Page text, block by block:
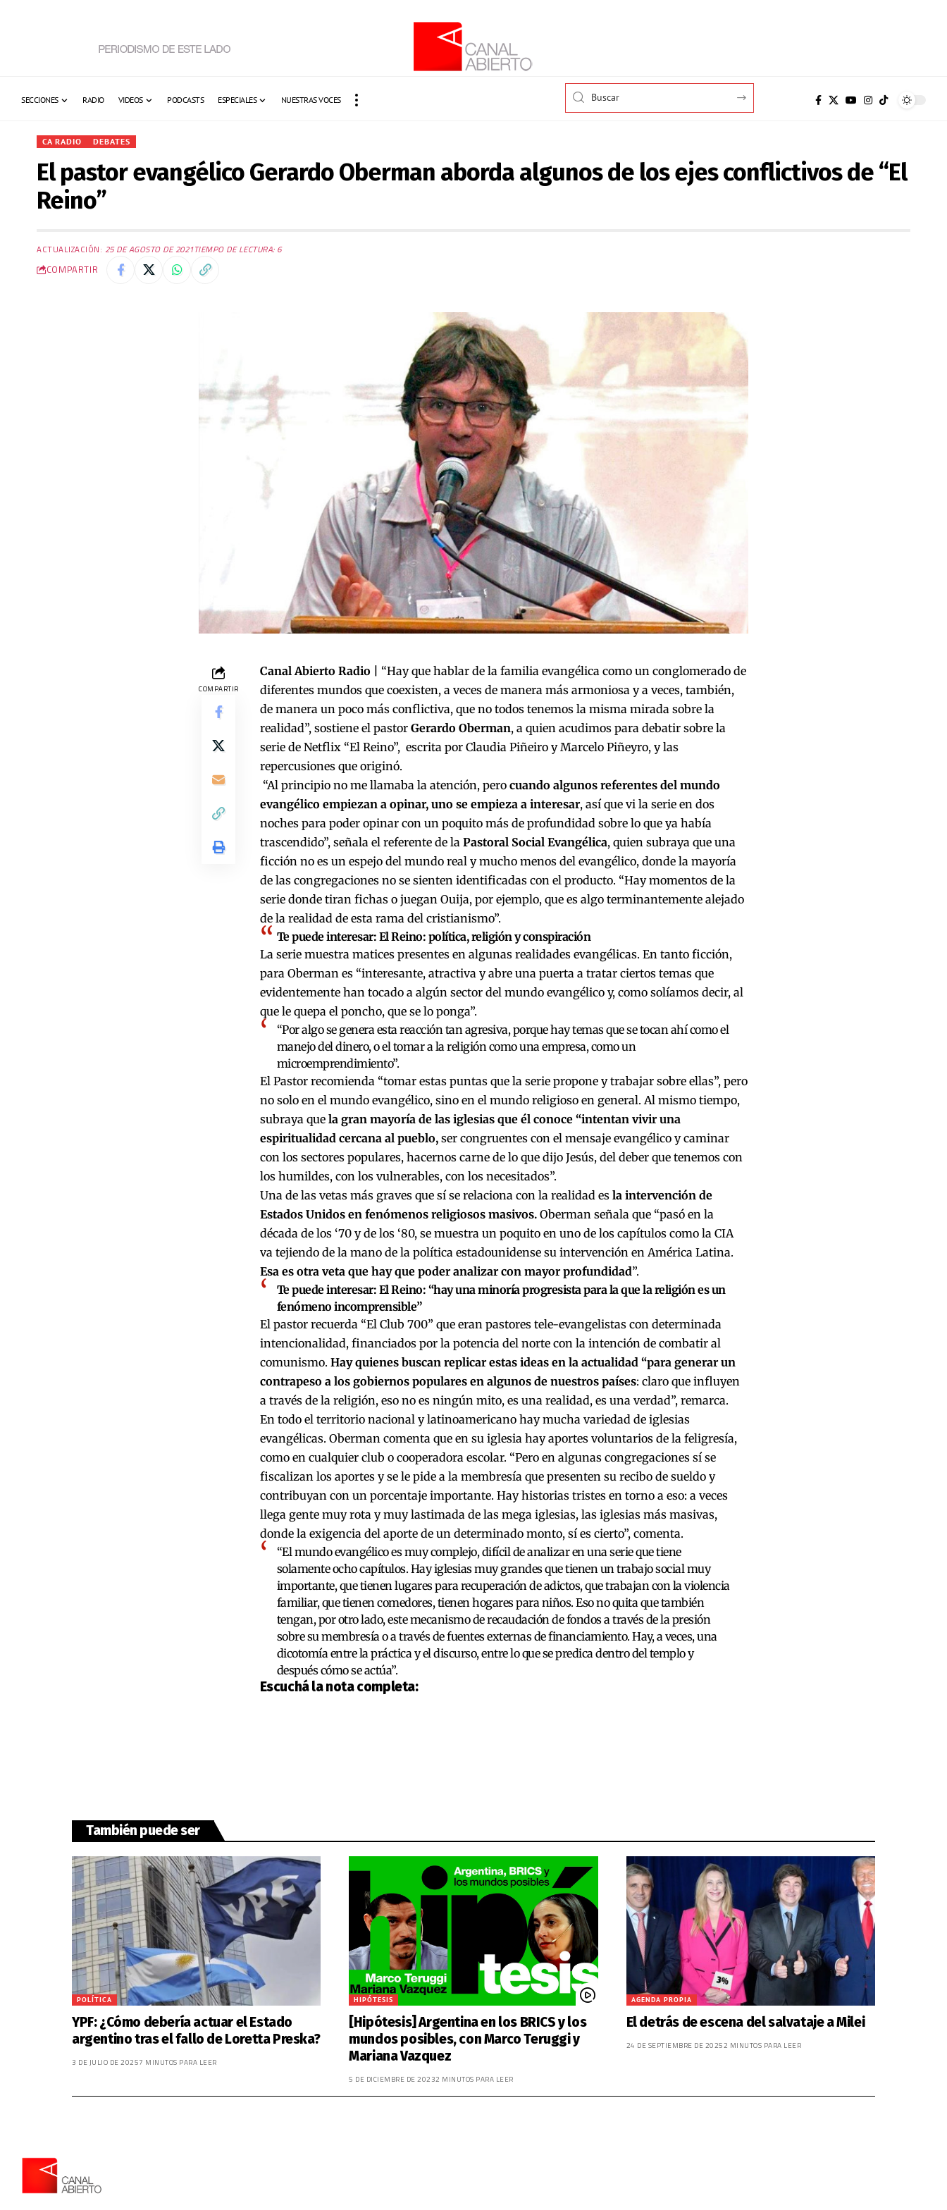
SECCIONES RADIO VIDEOS PODCASTS ESPECIALES NUESTRAS VOCES
CA RADIO DEBATES
El pastor evangélico Gerardo Oberman aborda algunos de los ejes conflictivos de “El
Reino”
ACTUALIZACIÓN: 25 DE AGOSTO DE 2021TIEMPO DE LECTURA: 6
COMPARTIR
COMPARTIR
Canal Abierto Radio | “Hay que hablar de la familia evangélica como un conglomerado de
diferentes mundos que coexisten, a veces de manera más armoniosa y a veces, también,
de manera un poco más conflictiva, que no todos tenemos la misma mirada sobre la
realidad”, sostiene el pastorGerardo Oberman, a quien acudimos para debatir sobre la
serie de Netflix “El Reino”, escrita por Claudia Piñeiro y Marcelo Piñeyro, y las
repercusiones que originó.
“Al principio no me llamaba la atención, pero cuando algunos referentes del mundo
evangélico empiezan a opinar, uno se empieza a interesar, así que vi la serie en dos
noches para poder opinar con un poquito más de profundidad sobre lo que ya había
trascendido”, señala el referente de la Pastoral Social Evangélica, quien subraya que una
ficción no es un espejo del mundo real y mucho menos del evangélico, donde la mayoría
de las congregaciones no se sienten identificadas con el producto. “Hay momentos de la
serie donde tiran fichas o juegan Ouija, por ejemplo, que es algo terminantemente alejado
de la realidad de esta rama del cristianismo”.
Te puede interesar: El Reino: política, religión y conspiración
La serie muestra matices presentes en algunas realidades evangélicas. En tanto ficción,
para Oberman es “interesante, atractiva y abre una puerta a tratar ciertos temas que
evidentemente han tocado a algún sector del mundo evangélico y, como solíamos decir, al
que le quepa el poncho, que se lo ponga”.
“Por algo se genera esta reacción tan agresiva, porque hay temas que se tocan ahí como el
manejo del dinero, o el tomar a la religión como una empresa, como un
microemprendimiento”.
El Pastor recomienda “tomar estas puntas que la serie propone y trabajar sobre ellas”, pero
no solo en el mundo evangélico, sino en el mundo religioso en general. Al mismo tiempo,
subraya que la gran mayoría de las iglesias que él conoce “intentan vivir una
espiritualidad cercana al pueblo,ser congruentes con el mensaje evangélico y caminar
con los sectores populares, hacernos carne de lo que dijo Jesús, del deber que tenemos con
los humildes, con los vulnerables, con los necesitados”.
Una de las vetas más graves que sí se relaciona con la realidad es la intervención de
Estados Unidos en fenómenos religiosos masivos.Oberman señala que “pasó en la
década de los ‘70 y de los ‘80, se muestra un poquito en uno de los capítulos como la CIA
va tejiendo de la mano de la política estadounidense su intervención en América Latina.
Esa es otra veta que hay que poder analizar con mayor profundidad”.
Te puede interesar: El Reino: “hay una minoría progresista para la que la religión es un
fenómeno incomprensible”
El pastor recuerda “El Club 700” que eran pastores tele-evangelistas con determinada
intencionalidad, financiados por la potencia del norte con la intención de combatir al
comunismo. Hay quienes buscan replicar estas ideas en la actualidad “para generar un
contrapeso a los gobiernos populares en algunos de nuestros países: claro que influyen
a través de la religión, eso no es ningún mito, es una realidad, es una verdad”, remarca.
En todo el territorio nacional y latinoamericano hay mucha variedad de iglesias
evangélicas. Oberman comenta que en su iglesia hay aportes voluntarios de la feligresía,
como en cualquier club o cooperadora escolar. “Pero en algunas congregaciones sí se
fiscalizan los aportes y se le pide a la membresía que presenten su recibo de sueldo y
contribuyan con un porcentaje importante. Hay historias tristes en torno a eso: a veces
llega gente muy rota y muy lastimada de las mega iglesias, las iglesias más masivas,
donde la exigencia del aporte de un determinado monto, sí es cierto”, comenta.
“El mundo evangélico es muy complejo, difícil de analizar en una serie que tiene
solamente ocho capítulos. Hay iglesias muy grandes que tienen un trabajo social muy
importante, que tienen lugares para recuperación de adictos, que trabajan con la violencia
familiar, que tienen comedores, tienen hogares para niños. Eso no quita que también
tengan, por otro lado, este mecanismo de recaudación de fondos a través de la presión
sobre su membresía o a través de fuentes externas de financiamiento. Hay, a veces, una
dicotomía entre la práctica y el discurso, entre lo que se predica dentro del templo y
después cómo se actúa”.
Escuchá la nota completa:
También puede ser
POLÍTICA
YPF: ¿Cómo debería actuar el Estado
argentino tras el fallo de Loretta Preska?
3 DE JULIO DE 20257 MINUTOS PARA LEER
HIPÓTESIS
[Hipótesis] Argentina en los BRICS y los
mundos posibles, con Marco Teruggi y
Mariana Vazquez
5 DE DICIEMBRE DE 20232 MINUTOS PARA LEER
AGENDA PROPIA
El detrás de escena del salvataje a Milei
24 DE SEPTIEMBRE DE 20252 MINUTOS PARA LEER